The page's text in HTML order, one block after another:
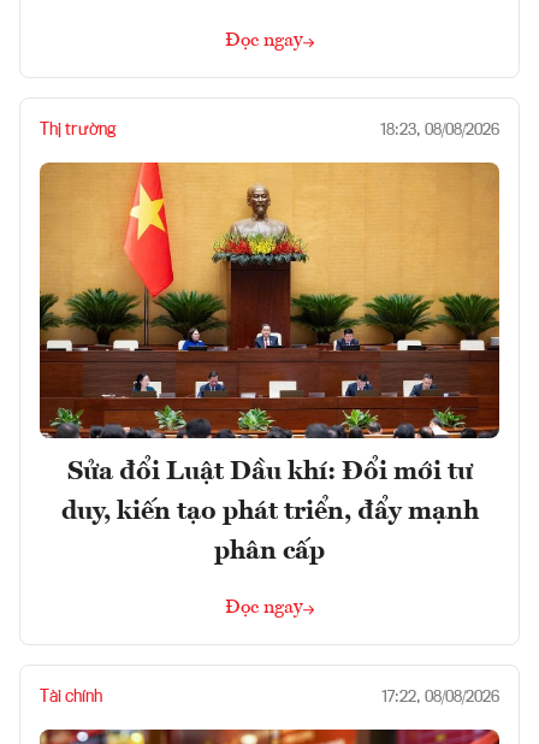
Đọc ngay
Thị trường 18:23, 08/08/2026
Sửa đổi Luật Dầu khí: Đổi mới tư
duy, kiến tạo phát triển, đẩy mạnh
phân cấp
Đọc ngay
Tài chính 17:22, 08/08/2026